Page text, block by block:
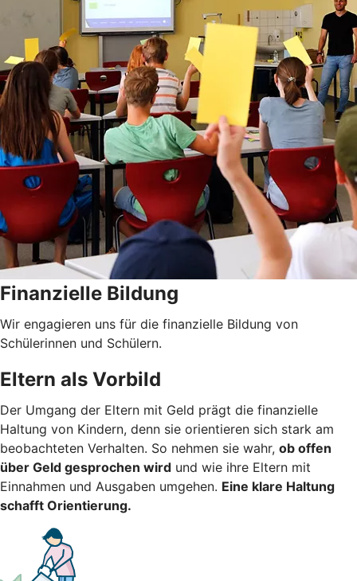
Finanzielle Bildung
Wir engagieren uns für die finanzielle Bildung von
Schülerinnen und Schülern.
Eltern als Vorbild
Der Umgang der Eltern mit Geld prägt die finanzielle
Haltung von Kindern, denn sie orientieren sich stark am
beobachteten Verhalten. So nehmen sie wahr, ob offen
über Geld gesprochen wird und wie ihre Eltern mit
Einnahmen und Ausgaben umgehen. Eine klare Haltung
schafft Orientierung.